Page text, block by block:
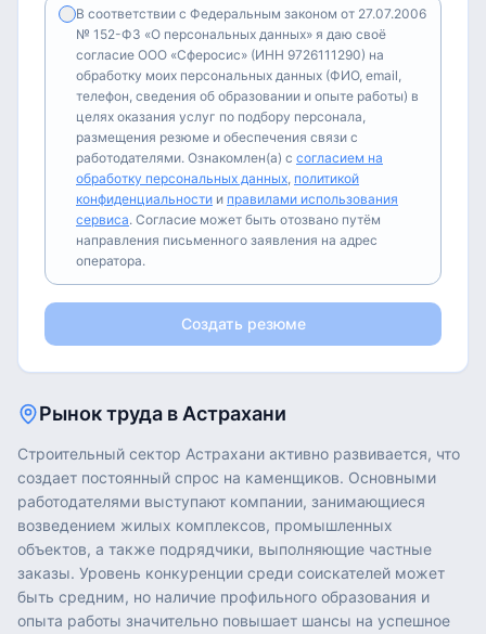
В соответствии с Федеральным законом от 27.07.2006
№ 152-ФЗ «О персональных данных» я даю своё
согласие ООО «Сферосис» (ИНН 9726111290) на
обработку моих персональных данных (ФИО, email,
телефон, сведения об образовании и опыте работы) в
целях оказания услуг по подбору персонала,
размещения резюме и обеспечения связи с
работодателями. Ознакомлен(а) с согласием на
обработку персональных данных, политикой
конфиденциальности и правилами использования
сервиса. Согласие может быть отозвано путём
направления письменного заявления на адрес
оператора.
Создать резюме
Рынок труда в Астрахани
Строительный сектор Астрахани активно развивается, что
создает постоянный спрос на каменщиков. Основными
работодателями выступают компании, занимающиеся
возведением жилых комплексов, промышленных
объектов, а также подрядчики, выполняющие частные
заказы. Уровень конкуренции среди соискателей может
быть средним, но наличие профильного образования и
опыта работы значительно повышает шансы на успешное